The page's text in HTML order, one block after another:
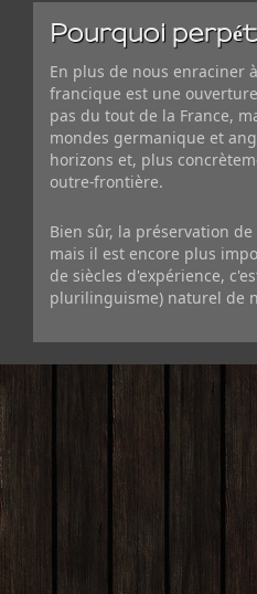
Pourquoi
En plus de nous enraciner
francique est une
pas du tout de la France,
mondes germanique et
horizons et, plus
outre-frontière.
Bien sûr, la préservation
mais il est encore plus
de siècles d'expérience,
plurilinguisme) naturel de